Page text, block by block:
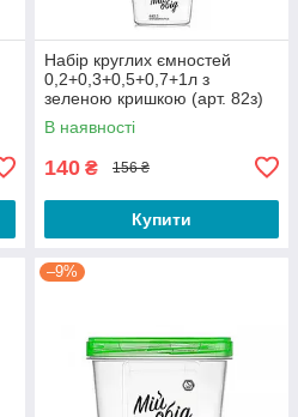
Набір круглих ємностей
0,2+0,3+0,5+0,7+1л з
зеленою кришкою (арт. 82з)
В наявності
140 ₴ 156 ₴
Купити
–9%